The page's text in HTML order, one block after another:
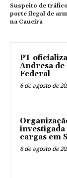
Suspeito de
porte ilegal de
na Caueira
PT
Andresa
Federal
6 de agosto de
cargas em
6 de agosto de